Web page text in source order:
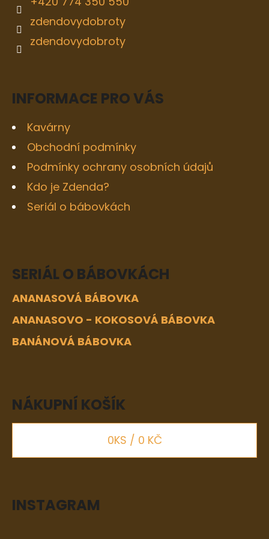
zdendovydobroty
zdendovydobroty
INFORMACE PRO VÁS
Kavárny
Obchodní podmínky
Podmínky ochrany osobních údajů
Kdo je Zdenda?
Seriál o bábovkách
SERIÁL O BÁBOVKÁCH
ANANASOVÁ BÁBOVKA
ANANASOVO - KOKOSOVÁ BÁBOVKA
BANÁNOVÁ BÁBOVKA
NÁKUPNÍ KOŠÍK
0KS / 0 KČ
INSTAGRAM